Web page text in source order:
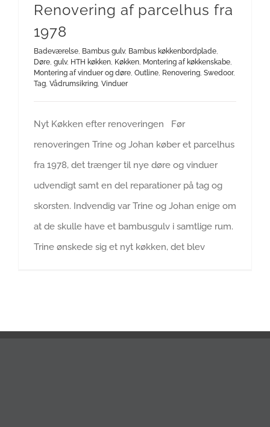
Renovering af parcelhus fra
1978
Badeværelse Bambus gulv, Bambus køkkenbordplade
Døre gulv, HTH køkken Køkken Montering af køkkenskabe
Montering af vinduer og døre Outline Renovering Swedoor,
Tag Vådrumsikring Vinduer
Nyt Køkken efter renoveringen Før
renoveringen Trine og Johan køber et parcelhus
fra 1978, det trænger til nye døre og vinduer
udvendigt samt en del reparationer på tag og
skorsten. Indvendig var Trine og Johan enige om
at de skulle have et bambusgulv i samtlige rum.
Trine ønskede sig et nyt køkken, det blev